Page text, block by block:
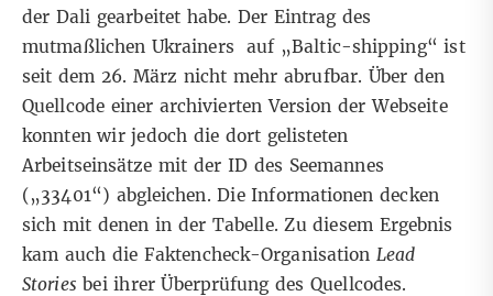
der Dali gearbeitet habe. Der Eintrag des
mutmaßlichen Ukrainers auf „Baltic-shipping“ ist
seit dem 26. März nicht mehr abrufbar. Über den
Quellcode einer archivierten Version der Webseite
konnten wir jedoch die dort gelisteten
Arbeitseinsätze mit der ID des Seemannes
(„33401“) abgleichen. Die Informationen decken
sich mit denen in der Tabelle. Zu diesem Ergebnis
kam auch die Faktencheck-Organisation Lead
Stories bei ihrer Überprüfung des Quellcodes.